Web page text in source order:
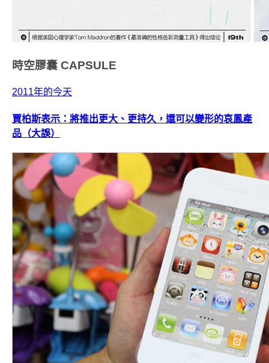
時空膠囊 CAPSULE
2011年的今天
賈柏斯表示：將推出更大、更持久，還可以變形的哀鳳產
品（大誤）